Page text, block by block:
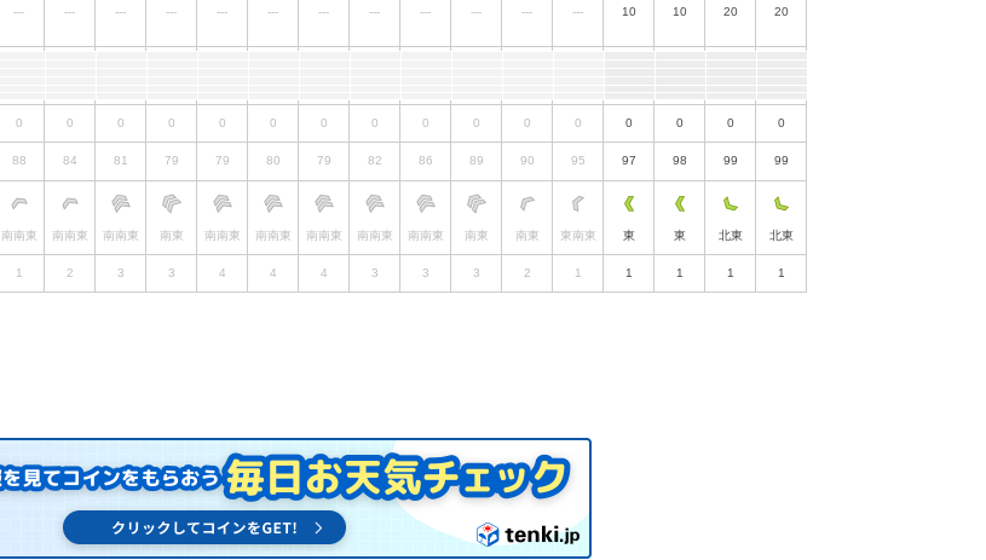
--- --- --- --- --- --- --- --- --- --- --- --- 10 10 20 20
0 0 0 0 0 0 0 0 0 0 0 0 0 0 0 0
88 84 81 79 79 80 79 82 86 89 90 95 97 98 99 99
南南東 南南東 南南東 南東 南南東 南南東 南南東 南南東 南南東 南東 南東 東南東 東 東 北東 北東
1 2 3 3 4 4 4 3 3 3 2 1 1 1 1 1